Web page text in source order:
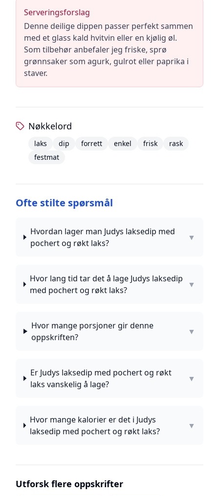
Serveringsforslag
Denne deilige dippen passer perfekt sammen
med et glass kald hvitvin eller en kjølig øl.
Som tilbehør anbefaler jeg friske, sprø
grønnsaker som agurk, gulrot eller paprika i
staver.
Nøkkelord
laks dip forrett enkel frisk
rask
festmat
Ofte stilte spørsmål
Hvordan lager man Judys laksedip med
pochert og røkt laks?
▼
Hvor lang tid tar det å lage Judys laksedip
med pochert og røkt laks?
▼
Hvor mange porsjoner gir denne
oppskriften?
▼
Er Judys laksedip med pochert og røkt
laks vanskelig å lage?
▼
Hvor mange kalorier er det i Judys
laksedip med pochert og røkt laks?
▼
Utforsk flere oppskrifter